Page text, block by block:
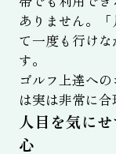
ありません。
て一度も行け
す。
ゴルフ上達へ
は実は非常に合
人目を気に
心